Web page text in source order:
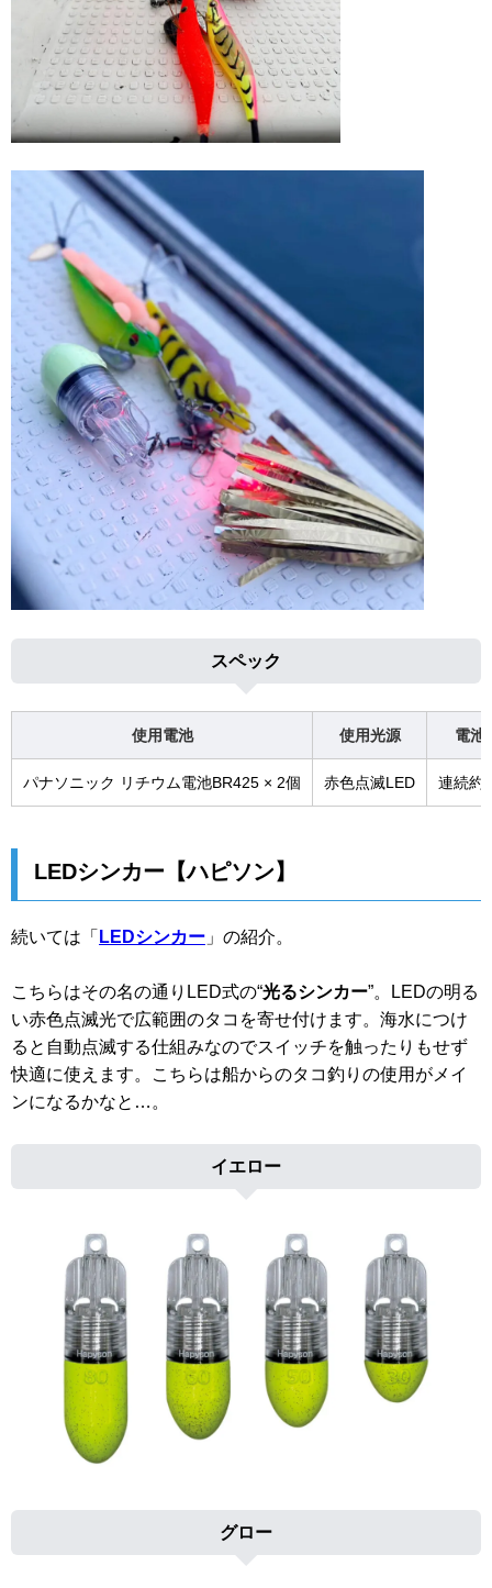
スペック
使用電池 使用光源 電池
パナソニック リチウム電池BR425 × 2個 赤色点滅LED 連続約
LEDシンカー【ハピソン】
続いては「 LEDシンカー 」の紹介。
こちらはその名の通りLED式の“光るシンカー”。LEDの明る
い赤色点滅光で広範囲のタコを寄せ付けます。海水につけ
ると自動点滅する仕組みなのでスイッチを触ったりもせず
快適に使えます。こちらは船からのタコ釣りの使用がメイ
ンになるかなと…。
イエロー
グロー